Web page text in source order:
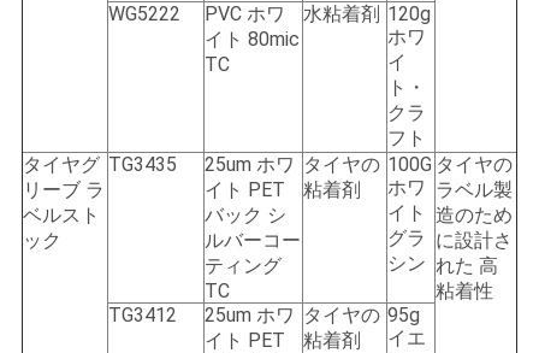
WG5222
PVC ホワ
イト 80mic
TC
水粘着剤 120g
ホワ
イ
ト・
クラ
フト
タイヤグ
リーブ ラ
ベルスト
ック
TG3435
25um ホワ
イト PET
バック シ
ルバーコー
ティング
TC
タイヤの
粘着剤
100G
ホワ
イト
グラ
シン
タイヤの
ラベル製
造のため
に設計さ
れた 高
粘着性
TG3412
25um ホワ
イト PET
タイヤの
粘着剤
95g
イエ